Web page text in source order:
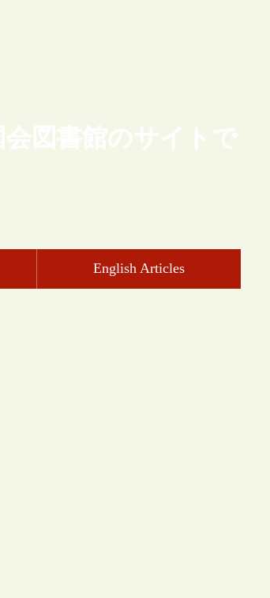
図書館のサイトで
English Articles